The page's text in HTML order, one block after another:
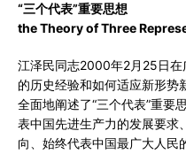
“三个代表”重要思想
the Theory of Three
江泽民同志2000年2月25日
的历史经验和如何适应新形势
全面地阐述了“三个代表”重要
表中国先进生产力的发展要求
向、始终代表中国最广大人民